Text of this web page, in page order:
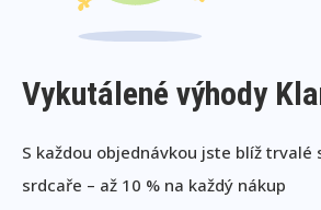
Vykutálené výhody
S každou objednávkou jste blíž trvalé
srdcaře – až 10 % na každý nákup